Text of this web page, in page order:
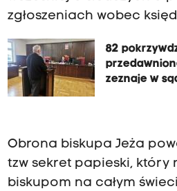
zgłoszeniach wobec
82
zeznaje w
Obrona biskupa Jeża
tzw sekret papieski, który
biskupom na całym